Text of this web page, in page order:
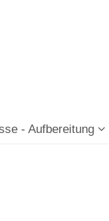
- Aufbereitung